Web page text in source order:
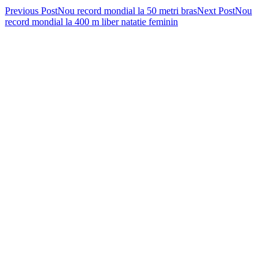
Post
navigation
Previous PostNou record mondial la 50 metri brasNext PostNou
record mondial la 400 m liber natatie feminin